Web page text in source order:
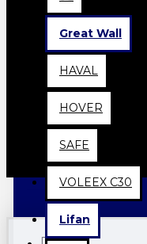
Great Wall
HAVAL
HOVER
SAFE
VOLEEX C30
Lifan